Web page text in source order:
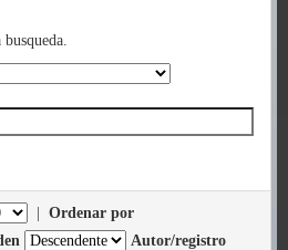
Ordenar por
Autor/registro